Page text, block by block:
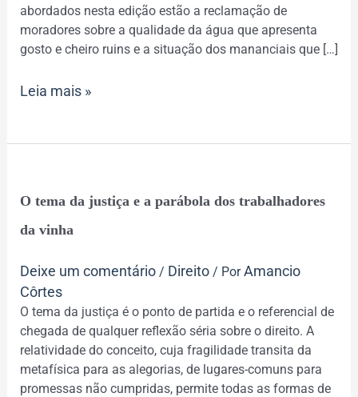
abordados nesta edição estão a reclamação de
moradores sobre a qualidade da água que apresenta
gosto e cheiro ruins e a situação dos mananciais que […]
Leia mais »
O tema da justiça e a parábola dos trabalhadores
da vinha
Deixe um comentário / Direito/ PorAmancio
Côrtes
O tema da justiça é o ponto de partida e o referencial de
chegada de qualquer reflexão séria sobre o direito. A
relatividade do conceito, cuja fragilidade transita da
metafísica para as alegorias, de lugares-comuns para
promessas não cumpridas, permite todas as formas de
tema
da
e
a
parábola
dos
trabalhadores
da
vinha